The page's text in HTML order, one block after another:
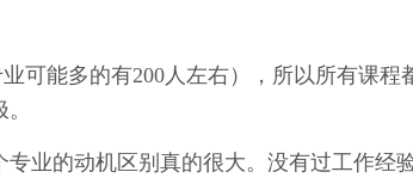
可能多的有200人左右），所以所有课程
业的动机区别真的很大。没有过工作经